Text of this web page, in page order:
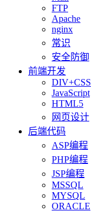
FTP
Apache
nginx
常识
安全防御
前端开发
DIV+CSS
JavaScript
HTML5
网页设计
后端代码
ASP编程
PHP编程
JSP编程
MSSQL
MYSQL
ORACLE